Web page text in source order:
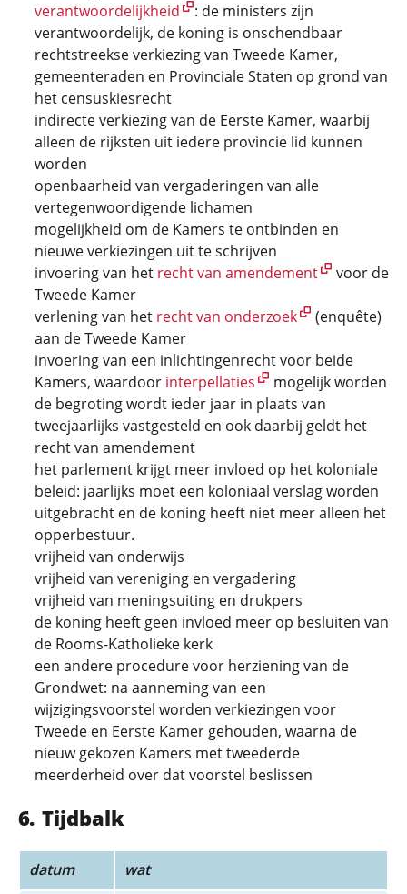
verantwoordelijkheid
: de ministers zijn
verantwoordelijk, de koning is onschendbaar
rechtstreekse verkiezing van Tweede Kamer,
gemeenteraden en Provinciale Staten op grond van
het censuskiesrecht
indirecte verkiezing van de Eerste Kamer, waarbij
alleen de rijksten uit iedere provincie lid kunnen
worden
openbaarheid van vergaderingen van alle
vertegenwoordigende lichamen
mogelijkheid om de Kamers te ontbinden en
nieuwe verkiezingen uit te schrijven
invoering van het recht van amendement
voor de
Tweede Kamer
verlening van het recht van onderzoek
(enquête)
aan de Tweede Kamer
invoering van een inlichtingenrecht voor beide
Kamers, waardoor interpellaties
mogelijk worden
de begroting wordt ieder jaar in plaats van
tweejaarlijks vastgesteld en ook daarbij geldt het
recht van amendement
het parlement krijgt meer invloed op het koloniale
beleid: jaarlijks moet een koloniaal verslag worden
uitgebracht en de koning heeft niet meer alleen het
opperbestuur.
vrijheid van onderwijs
vrijheid van vereniging en vergadering
vrijheid van meningsuiting en drukpers
de koning heeft geen invloed meer op besluiten van
de Rooms-Katholieke kerk
een andere procedure voor herziening van de
Grondwet: na aanneming van een
wijzigingsvoorstel worden verkiezingen voor
Tweede en Eerste Kamer gehouden, waarna de
nieuw gekozen Kamers met tweederde
meerderheid over dat voorstel beslissen
Tijdbalk
datum wat